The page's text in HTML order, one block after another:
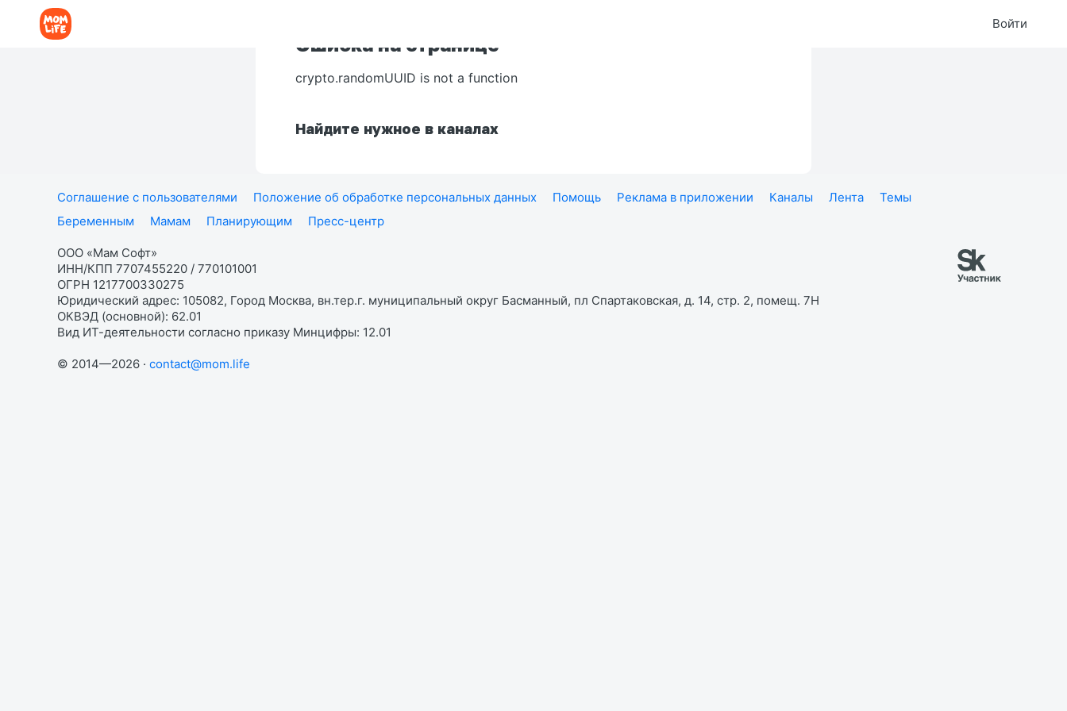
Войти
Ошибка на странице
crypto.randomUUID is not a function
Найдите нужное в каналах
Соглашение с пользователями Положение об обработке персональных данных Помощь Реклама в приложении Каналы Лента
Темы
Беременным
Мамам Планирующим Пресс-центр
ООО «Мам Софт»
ИНН/КПП 7707455220 / 770101001
ОГРН 1217700330275
Юридический адрес: 105082, Город Москва, вн.тер.г. муниципальный округ Басманный, пл Спартаковская, д. 14, стр. 2, помещ. 7Н
ОКВЭД (основной): 62.01
Вид ИТ-деятельности согласно приказу Минцифры: 12.01
© 2014—2026 · contact@mom.life